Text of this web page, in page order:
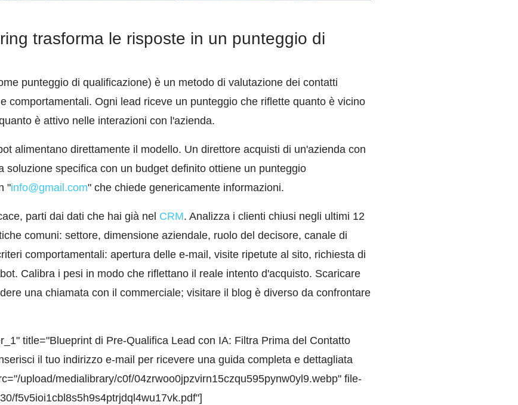
trasforma le risposte in un punteggio di
punteggio di qualificazione) è un metodo di valutazione dei contatti
comportamentali. Ogni lead riceve un punteggio che riflette quanto è vicino
è attivo nelle interazioni con l'azienda.
alimentano direttamente il modello. Un direttore acquisti di un'azienda con
soluzione specifica con un budget definito ottiene un punteggio
"info@gmail.com" che chiede genericamente informazioni.
parti dai dati che hai già nel CRM. Analizza i clienti chiusi negli ultimi 12
comuni: settore, dimensione aziendale, ruolo del decisore, canale di
comportamentali: apertura delle e-mail, visite ripetute al sito, richiesta di
Calibra i pesi in modo che riflettano il reale intento d'acquisto. Scaricare
una chiamata con il commerciale; visitare il blog è diverso da confrontare
title="Blueprint di Pre-Qualifica Lead con IA: Filtra Prima del Contatto
il tuo indirizzo e-mail per ricevere una guida completa e dettagliata
upload/medialibrary/c0f/04zrwoo0jpzvirn15czqu595pynw0yl9.webp" file-
f5v5ioi1cbl8s5h9s4ptrjdql4wu17vk.pdf"]